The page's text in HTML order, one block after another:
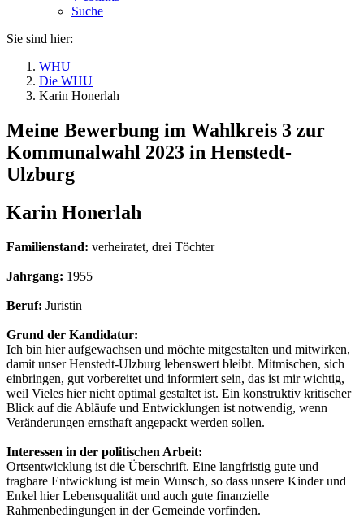
Suche
Sie sind hier:
WHU
Die WHU
Karin Honerlah
Meine Bewerbung im Wahlkreis 3 zur
Kommunalwahl 2023 in Henstedt-
Ulzburg
Karin Honerlah
Familienstand: verheiratet, drei Töchter
Jahrgang: 1955
Beruf: Juristin
Grund der Kandidatur:
Ich bin hier aufgewachsen und möchte mitgestalten und mitwirken,
damit unser Henstedt-Ulzburg lebenswert bleibt. Mitmischen, sich
einbringen, gut vorbereitet und informiert sein, das ist mir wichtig,
weil Vieles hier nicht optimal gestaltet ist. Ein konstruktiv kritischer
Blick auf die Abläufe und Entwicklungen ist notwendig, wenn
Veränderungen ernsthaft angepackt werden sollen.
Interessen in der politischen Arbeit:
Ortsentwicklung ist die Überschrift. Eine langfristig gute und
tragbare Entwicklung ist mein Wunsch, so dass unsere Kinder und
Enkel hier Lebensqualität und auch gute finanzielle
Rahmenbedingungen in der Gemeinde vorfinden.